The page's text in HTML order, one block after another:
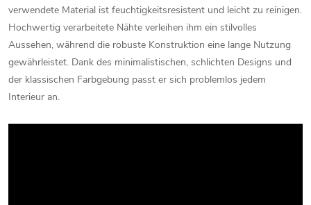
verwendete Material ist feuchtigkeitsresistent und leicht zu reinigen.
Hochwertig verarbeitete Nähte verleihen ihm ein stilvolles
Aussehen, während die robuste Konstruktion eine lange Nutzung
gewährleistet. Dank des minimalistischen, schlichten Designs und
der klassischen Farbgebung passt er sich problemlos jedem
Interieur an.